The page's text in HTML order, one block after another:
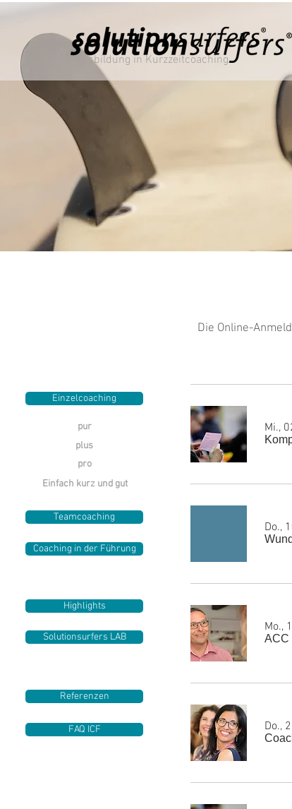
Ausbildung in Kurzzeitcoaching
Die Online-
Einzelcoaching
pur
plus
pro
Einfach kurz und gut
Teamcoaching
Coaching in der Führung
Highlights
Solutionsurfers LAB
Referenzen
FAQ ICF
Mi.,
Do.,
Mo.,
ACC
Do.,